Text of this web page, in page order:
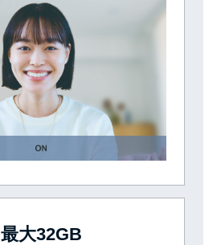
最大32GB